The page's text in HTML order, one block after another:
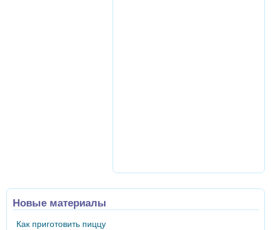
Новые материалы
Как приготовить пиццу